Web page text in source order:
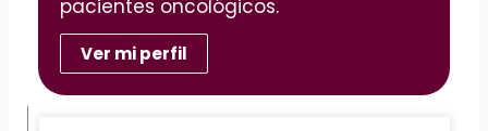
pacientes oncológicos.
Ver mi perfil